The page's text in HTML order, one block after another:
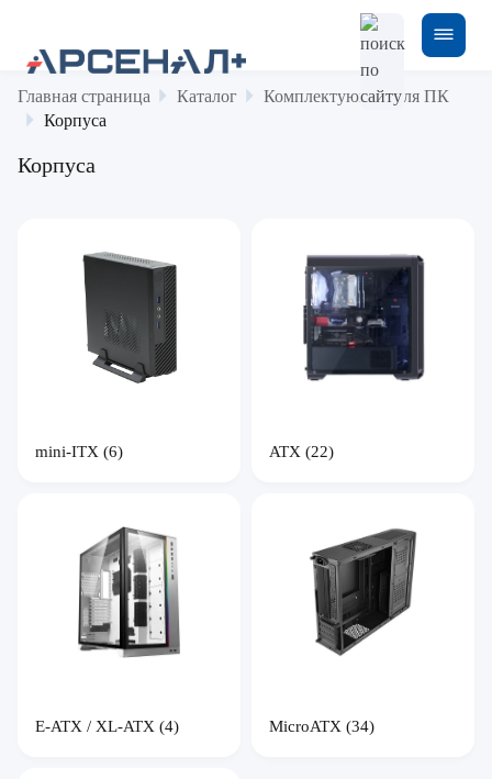
Главная страница Каталог
Комплектующие для ПК
Корпуса
Корпуса
mini-ITX (6) ATX (22)
E-ATX / XL-ATX (4) MicroATX (34)